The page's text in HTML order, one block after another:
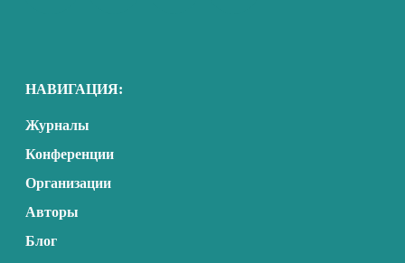
НАВИГАЦИЯ:
Журналы
Конференции
Организации
Авторы
Блог